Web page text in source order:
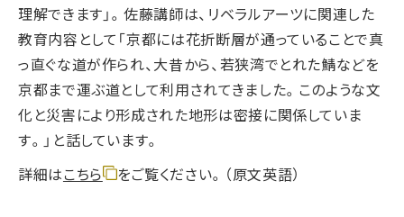
理解できます」。佐藤講師は、リベラルアーツに関連した
教育内容として「京都には花折断層が通っていることで真
っ直ぐな道が作られ、大昔から、若狭湾でとれた鯖などを
京都まで運ぶ道として利用されてきました。このような文
化と災害により形成された地形は密接に関係していま
す。」と話しています。
詳細はこちら をご覧ください。（原文英語）